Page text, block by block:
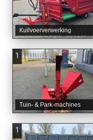
Kuilvoerverwerking
1
Tuin- & Park-machines
1